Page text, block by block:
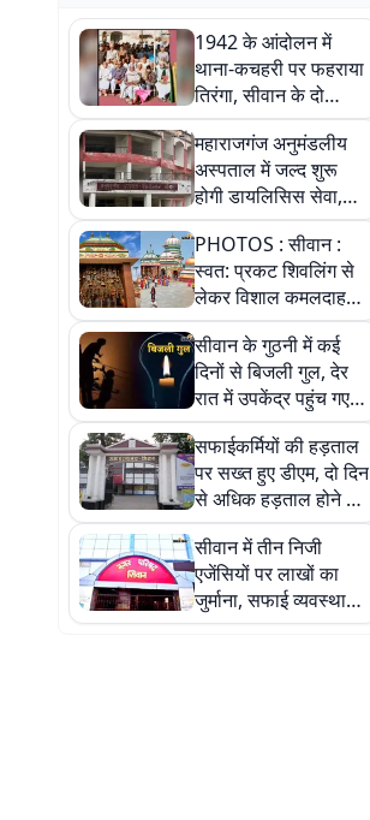
1942 के आंदोलन में
थाना-कचहरी पर फहराया
तिरंगा, सीवान के दो
स्वतंत्रता सेनानियों की
प्रेरक कहानी जानिए
महाराजगंज अनुमंडलीय
अस्पताल में जल्द शुरू
होगी डायलिसिस सेवा,
तीन मशीनों से होगी
शुरुआत
PHOTOS : सीवान :
स्वत: प्रकट शिवलिंग से
लेकर विशाल कमलदाह
सरोवर तक, 10 तस्वीरों में
देखें ऐतिहासिक महेंद्रनाथ
मंदिर और घंटाघर की गाथा
सीवान के गुठनी में कई
दिनों से बिजली गुल, देर
रात में उपकेंद्र पहुंच गए
आक्रोशित ग्रामीण,
जानिए फिर क्या हुआ?
सफाईकर्मियों की हड़ताल
पर सख्त हुए डीएम, दो दिन
से अधिक हड़ताल होने पर
कार्रवाई के निर्देश
सीवान में तीन निजी
एजेंसियों पर लाखों का
जुर्माना, सफाई व्यवस्था
बिगड़ने से नगर परिषद